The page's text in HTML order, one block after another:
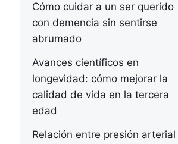
Cómo cuidar a un ser querido
con demencia sin sentirse
abrumado
Avances científicos en
longevidad: cómo mejorar la
calidad de vida en la tercera
edad
Relación entre presión arterial